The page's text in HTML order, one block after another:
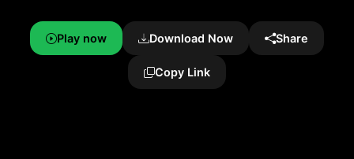
Play now Download Now Share
Copy Link